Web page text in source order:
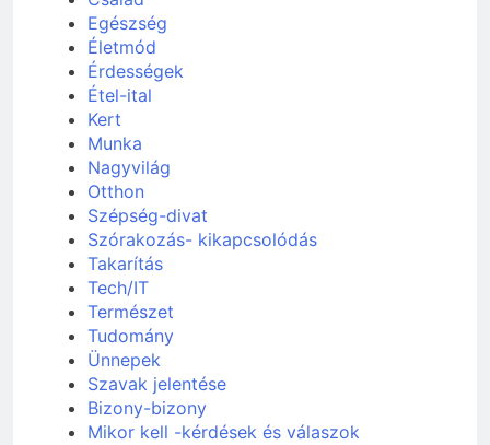
Egészség
Életmód
Érdességek
Étel-ital
Kert
Munka
Nagyvilág
Otthon
Szépség-divat
Szórakozás- kikapcsolódás
Takarítás
Tech/IT
Természet
Tudomány
Ünnepek
Szavak jelentése
Bizony-bizony
Mikor kell -kérdések és válaszok